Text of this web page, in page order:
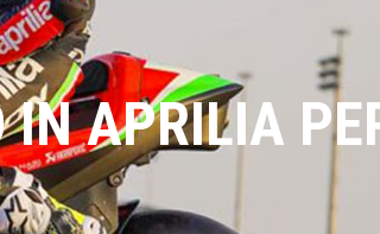
IN APRILIA